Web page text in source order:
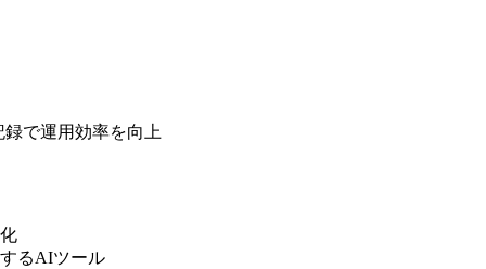
で運用効率を向上
るAIツール